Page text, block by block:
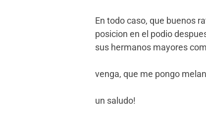
En todo caso, que buenos
posicion en el podio
sus hermanos mayores
venga, que me pongo
un saludo!